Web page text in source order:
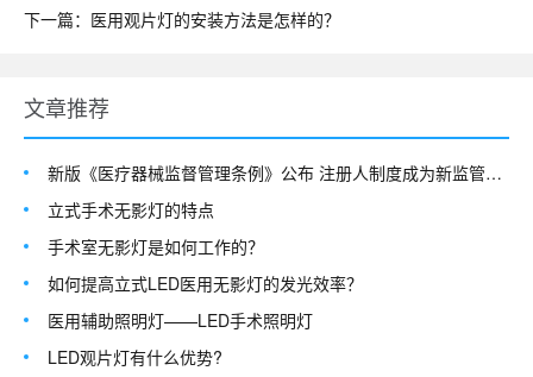
下一篇：医用观片灯的安装方法是怎样的？
文章推荐
新版《医疗器械监督管理条例》公布 注册人制度成为新监管体系主线
立式手术无影灯的特点
手术室无影灯是如何工作的？
如何提高立式LED医用无影灯的发光效率？
医用辅助照明灯——LED手术照明灯
LED观片灯有什么优势?